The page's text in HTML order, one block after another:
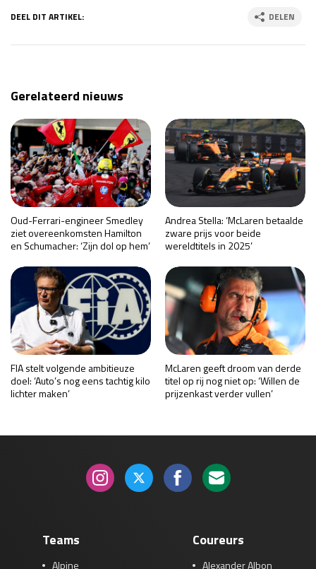
DEEL DIT ARTIKEL: DELEN
Gerelateerd nieuws
Oud-Ferrari-engineer Smedley
ziet overeenkomsten Hamilton
en Schumacher: ‘Zijn dol op hem’
Andrea Stella: ‘McLaren betaalde
zware prijs voor beide
wereldtitels in 2025’
FIA stelt volgende ambitieuze
doel: ‘Auto’s nog eens tachtig kilo
lichter maken’
McLaren geeft droom van derde
titel op rij nog niet op: ‘Willen de
prijzenkast verder vullen’
Teams
Alpine
Coureurs
Alexander Albon